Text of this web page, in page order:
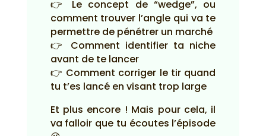
👉 Le concept de “wedge”, ou
comment trouver l’angle qui va te
permettre de pénétrer un marché
👉 Comment identifier ta niche
avant de te lancer
👉 Comment corriger le tir quand
tu t’es lancé en visant trop large
Et plus encore ! Mais pour cela, il
va falloir que tu écoutes l’épisode